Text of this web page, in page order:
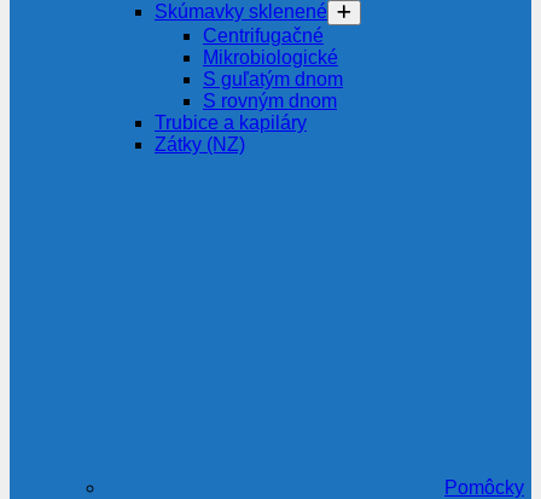
Skúmavky sklenené
Centrifugačné
Mikrobiologické
S guľatým dnom
S rovným dnom
Trubice a kapiláry
Zátky (NZ)
Pomôcky